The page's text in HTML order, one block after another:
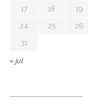
17
18 19
24
25 26
31
« jul